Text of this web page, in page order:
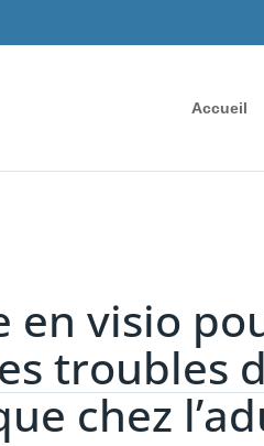
Accueil
en visio
troubles
chez